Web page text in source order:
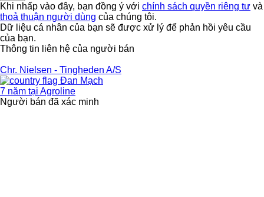
Khi nhấp vào đây, bạn đồng ý với chính sách quyền riêng tư và
thoả thuận người dùng của chúng tôi.
Dữ liệu cá nhân của bạn sẽ được xử lý để phản hồi yêu cầu
của bạn.
Thông tin liên hệ của người bán
Chr. Nielsen - Tingheden A/S
Đan Mạch
7 năm tại Agroline
Người bán đã xác minh